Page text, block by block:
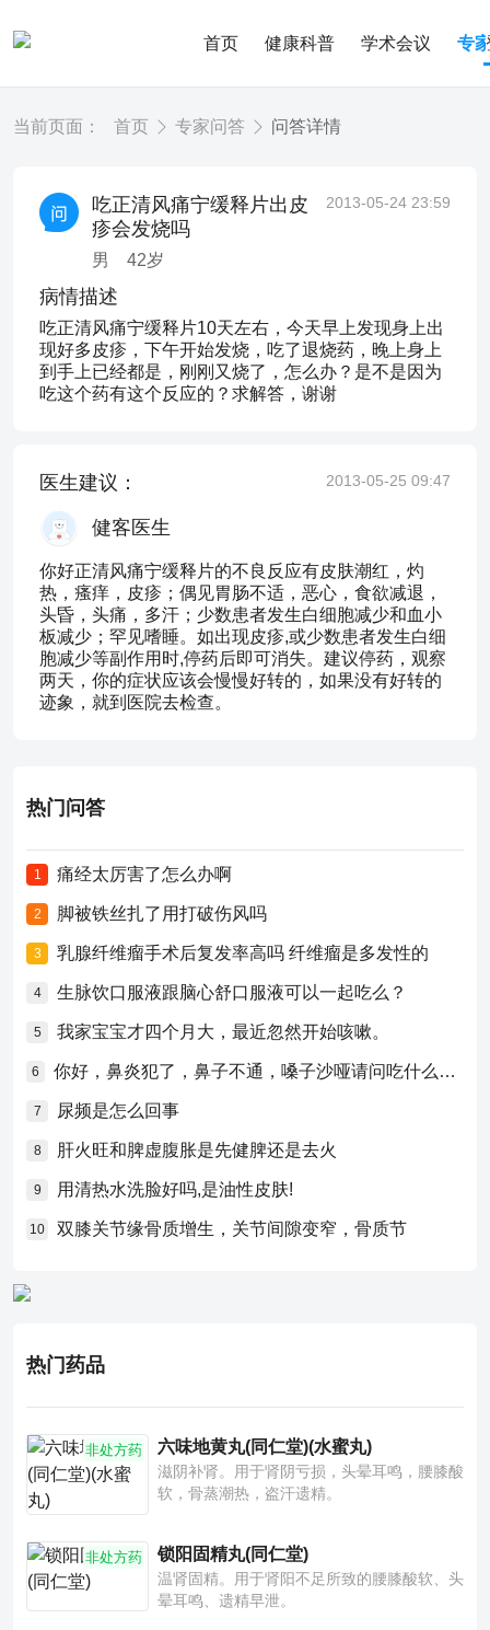
首页 健康科普 学术会议 专
当前页面： 首页 专家问答 问答详情
吃正清风痛宁缓释片出皮
疹会发烧吗
男 42岁
2013-05-24 23:59
病情描述
吃正清风痛宁缓释片10天左右，今天早上发现身上出
现好多皮疹，下午开始发烧，吃了退烧药，晚上身上
到手上已经都是，刚刚又烧了，怎么办？是不是因为
吃这个药有这个反应的？求解答，谢谢
医生建议： 2013-05-25 09:47
健客医生
你好正清风痛宁缓释片的不良反应有皮肤潮红，灼
热，瘙痒，皮疹；偶见胃肠不适，恶心，食欲减退，
头昏，头痛，多汗；少数患者发生白细胞减少和血小
板减少；罕见嗜睡。如出现皮疹,或少数患者发生白细
胞减少等副作用时,停药后即可消失。建议停药，观察
两天，你的症状应该会慢慢好转的，如果没有好转的
迹象，就到医院去检查。
热门问答
1 痛经太厉害了怎么办啊
2 脚被铁丝扎了用打破伤风吗
3 乳腺纤维瘤手术后复发率高吗 纤维瘤是多发性的
4 生脉饮口服液跟脑心舒口服液可以一起吃么？
5 我家宝宝才四个月大，最近忽然开始咳嗽。
6 你好，鼻炎犯了，鼻子不通，嗓子沙哑请问吃什么药比较好？
7 尿频是怎么回事
8 肝火旺和脾虚腹胀是先健脾还是去火
9 用清热水洗脸好吗,是油性皮肤!
10 双膝关节缘骨质增生，关节间隙变窄，骨质节
热门药品
非处方药 六味地黄丸(同仁堂)(水蜜丸)
滋阴补肾。用于肾阴亏损，头晕耳鸣，腰膝酸
软，骨蒸潮热，盗汗遗精。
非处方药 锁阳固精丸(同仁堂)
温肾固精。用于肾阳不足所致的腰膝酸软、头
晕耳鸣、遗精早泄。